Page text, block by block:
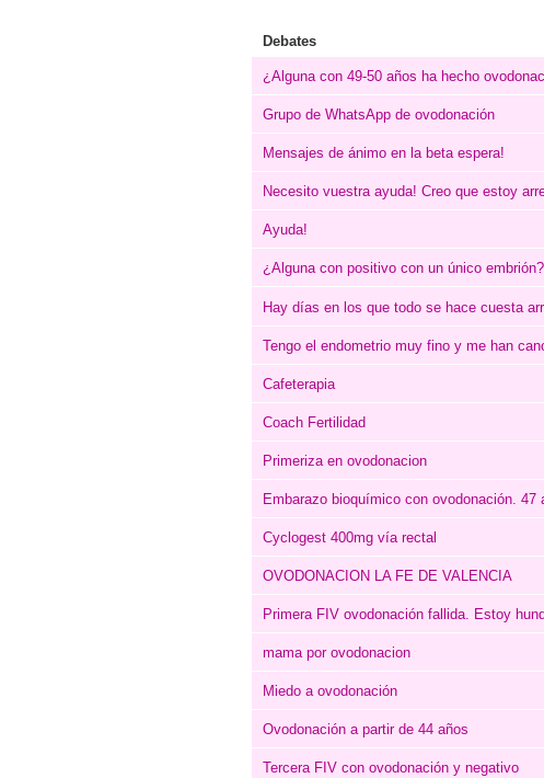
Debates
¿Alguna con 49-50 años ha hecho
Grupo de WhatsApp de ovodonación
Mensajes de ánimo en la beta espera!
Necesito vuestra ayuda! Creo que estoy
Ayuda!
¿Alguna con positivo con un único embrión?
Hay días en los que todo se hace cuesta
Tengo el endometrio muy fino y me han
Cafeterapia
Coach Fertilidad
Primeriza en ovodonacion
Embarazo bioquímico con ovodonación. 47
Cyclogest 400mg vía rectal
OVODONACION LA FE DE VALENCIA
Primera FIV ovodonación fallida. Estoy
mama por ovodonacion
Miedo a ovodonación
Ovodonación a partir de 44 años
Tercera FIV con ovodonación y negativo